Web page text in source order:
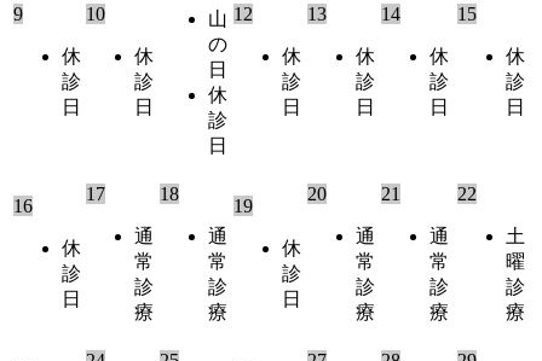
9
休
診
日
10
休
診
日
山
の
日
休
診
日
12
休
診
日
13
休
診
日
14
休
診
日
15
休
診
日
16
休
診
日
17
通
常
診
療
18
通
常
診
療
19
休
診
日
20
通
常
診
療
21
通
常
診
療
22
土
曜
診
療